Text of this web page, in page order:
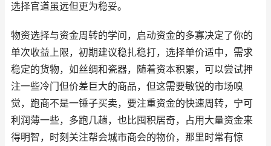
选择官道虽远但更为稳妥。
物资选择与资金周转的学问，启动资金的多寡决定了你的
单次收益上限，初期建议稳扎稳打，选择单价适中，需求
稳定的货物，如丝绸和瓷器，随着资本积累，可以尝试押
注一些冷门但价差巨大的商品，但这需要敏锐的市场嗅
觉，跑商不是一锤子买卖，要注重资金的快速周转，宁可
利润薄一些，多跑几趟，也比囤积居奇，占用大量资金来
得明智，时刻关注帮会城市商会的物价，那里时常有惊